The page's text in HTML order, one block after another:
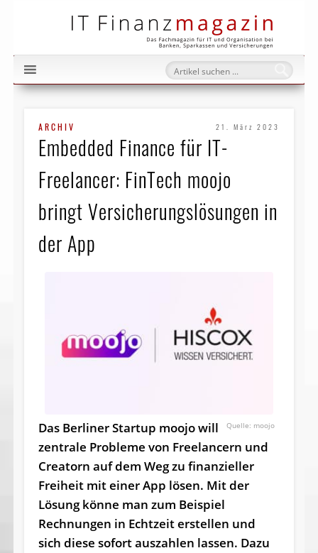
ARCHIV 21. März 2023
Embedded Finance für IT-
Freelancer: FinTech moojo
bringt Versicherungslösungen in
der App
moojo
Das Berliner Startup moojo will
zentrale Probleme von Freelancern und
Creatorn auf dem Weg zu finanzieller
Freiheit mit einer App lösen. Mit der
Lösung könne man zum Beispiel
Rechnungen in Echtzeit erstellen und
sich diese sofort auszahlen lassen. Dazu